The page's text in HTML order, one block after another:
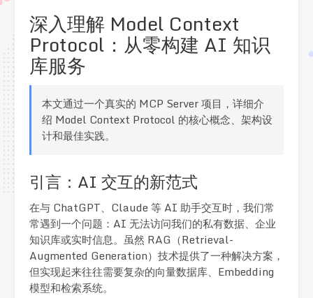
深入理解 Model Context
Protocol：从零构建 AI 知识
库服务
本文通过一个真实的 MCP Server 项目，详细介
绍 Model Context Protocol 的核心概念、架构设
计和最佳实践。
引言：AI 交互的新范式
在与 ChatGPT、Claude 等 AI 助手交互时，我们常
常遇到一个问题：AI 无法访问我们的私有数据、企业
知识库或实时信息。虽然 RAG（Retrieval-
Augmented Generation）技术提供了一种解决方案，
但实现起来往往需要复杂的向量数据库、Embedding
模型和检索系统。